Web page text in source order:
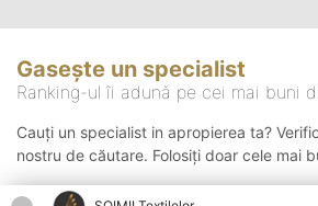
Gasește un specialist
Ranking-ul îi adună pe cei mai buni
Cauți un specialist in apropierea ta?
nostru de căutare. Folosiți doar cele mai